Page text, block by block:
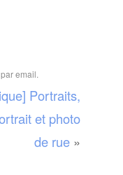
email.
Portraits,
et photo
de rue »